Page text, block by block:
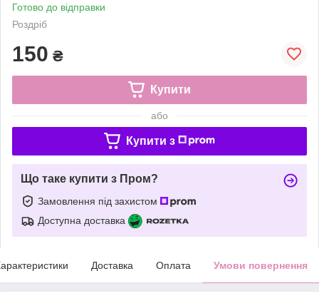
Готово до відправки
Роздріб
150 ₴
Купити
або
Купити з
Що таке купити з Пром?
Замовлення під захистом
Доступна доставка
Доставка Оплата Умови повернення